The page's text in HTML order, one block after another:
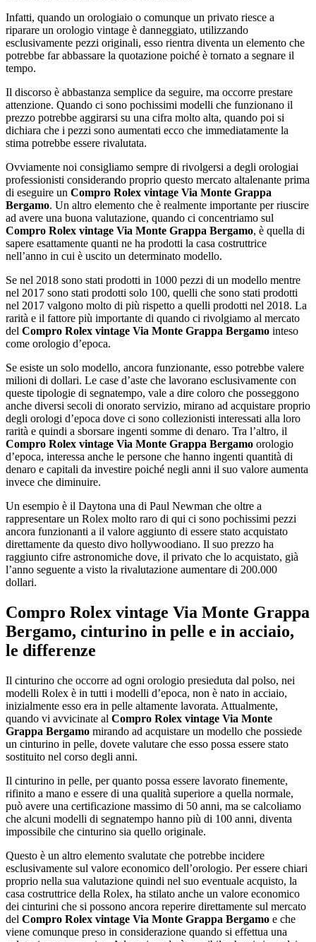
Infatti, quando un orologiaio o comunque un privato riesce a
riparare un orologio vintage è danneggiato, utilizzando
esclusivamente pezzi originali, esso rientra diventa un elemento che
potrebbe far abbassare la quotazione poiché è tornato a segnare il
tempo.
Il discorso è abbastanza semplice da seguire, ma occorre prestare
attenzione. Quando ci sono pochissimi modelli che funzionano il
prezzo potrebbe aggirarsi su una cifra molto alta, quando poi si
dichiara che i pezzi sono aumentati ecco che immediatamente la
stima potrebbe essere rivalutata.
Ovviamente noi consigliamo sempre di rivolgersi a degli orologiai
professionisti considerando proprio questo mercato altalenante prima
di eseguire un Compro Rolex vintage Via Monte Grappa
Bergamo. Un altro elemento che è realmente importante per riuscire
ad avere una buona valutazione, quando ci concentriamo sul
Compro Rolex vintage Via Monte Grappa Bergamo, è quella di
sapere esattamente quanti ne ha prodotti la casa costruttrice
nell’anno in cui è uscito un determinato modello.
Se nel 2018 sono stati prodotti in 1000 pezzi di un modello mentre
nel 2017 sono stati prodotti solo 100, quelli che sono stati prodotti
nel 2017 valgono molto di più rispetto a quelli prodotti nel 2018. La
rarità e il fattore più importante di quando ci rivolgiamo al mercato
del Compro Rolex vintage Via Monte Grappa Bergamo inteso
come orologio d’epoca.
Se esiste un solo modello, ancora funzionante, esso potrebbe valere
milioni di dollari. Le case d’aste che lavorano esclusivamente con
queste tipologie di segnatempo, vale a dire coloro che posseggono
anche diversi secoli di onorato servizio, mirano ad acquistare proprio
degli orologi d’epoca dove ci sono collezionisti interessati alla loro
rarità e quindi a sborsare ingenti somme di denaro. Tra l’altro, il
Compro Rolex vintage Via Monte Grappa Bergamo orologio
d’epoca, interessa anche le persone che hanno ingenti quantità di
denaro e capitali da investire poiché negli anni il suo valore aumenta
invece che diminuire.
Un esempio è il Daytona una di Paul Newman che oltre a
rappresentare un Rolex molto raro di qui ci sono pochissimi pezzi
ancora funzionanti a il valore aggiunto di essere stato acquistato
direttamente da questo divo hollywoodiano. Il suo prezzo ha
raggiunto cifre astronomiche dove, il privato che lo acquistato, già
l’anno seguente a visto la rivalutazione aumentare di 200.000
dollari.
Compro Rolex vintage Via Monte Grappa
Bergamo, cinturino in pelle e in acciaio,
le differenze
Il cinturino che occorre ad ogni orologio presieduta dal polso, nei
modelli Rolex è in tutti i modelli d’epoca, non è nato in acciaio,
inizialmente esso era in pelle altamente lavorata. Attualmente,
quando vi avvicinate al Compro Rolex vintage Via Monte
Grappa Bergamo mirando ad acquistare un modello che possiede
un cinturino in pelle, dovete valutare che esso possa essere stato
sostituito nel corso degli anni.
Il cinturino in pelle, per quanto possa essere lavorato finemente,
rifinito a mano e essere di una qualità superiore a quella normale,
può avere una certificazione massimo di 50 anni, ma se calcoliamo
che alcuni modelli di segnatempo hanno più di 100 anni, diventa
impossibile che cinturino sia quello originale.
Questo è un altro elemento svalutate che potrebbe incidere
esclusivamente sul valore economico dell’orologio. Per essere chiari
proprio nella sua valutazione quindi nel suo eventuale acquisto, la
casa costruttrice della Rolex, ha stilato anche un valore economico
dei cinturini che si possono ancora reperire direttamente sul mercato
del Compro Rolex vintage Via Monte Grappa Bergamo e che
viene comunque preso in considerazione quando si effettua una